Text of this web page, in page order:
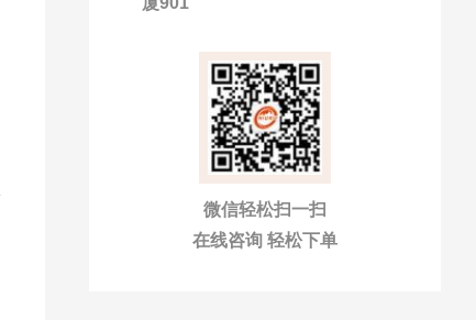
微信轻松扫一扫
在线咨询 轻松下单